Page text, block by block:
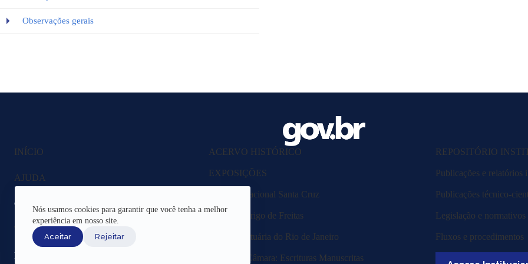
Nós usamos cookies para garantir que você tenha a melhor
experiência em nosso site.
Aceitar
Rejeitar
Observações gerais
INÍCIO
AJUDA
CANAIS DE ATENDIMENTO
TERMOS DE USO
REDES SOCIAIS
ACERVO HISTÓRICO
EXPOSIÇÕES
Fazenda Nacional Santa Cruz
Lagoa Rodrigo de Freitas
Região Portuária do Rio de Janeiro
Livros da Câmara: Escrituras Manuscritas
REPOSITÓRIO
Publicações e relatórios
Publicações técnico-
Legislação e normativos
Fluxos e procedimentos